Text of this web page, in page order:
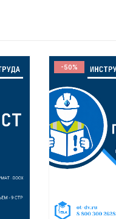
-50%